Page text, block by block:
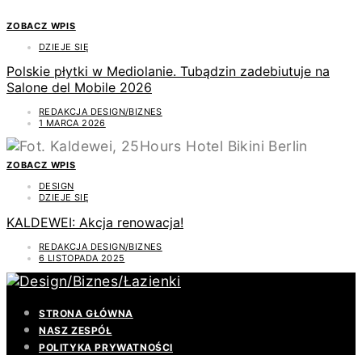
ZOBACZ WPIS
DZIEJE SIĘ
Polskie płytki w Mediolanie. Tubądzin zadebiutuje na
Salone del Mobile 2026
REDAKCJA DESIGN/BIZNES
1 MARCA 2026
ZOBACZ WPIS
DESIGN
DZIEJE SIĘ
KALDEWEI: Akcja renowacja!
REDAKCJA DESIGN/BIZNES
6 LISTOPADA 2025
STRONA GŁÓWNA
NASZ ZESPÓŁ
POLITYKA PRYWATNOŚCI